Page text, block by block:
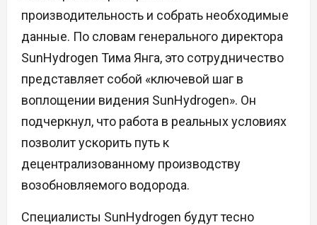
производительность и собрать необходимые
данные. По словам генерального директора
SunHydrogen Тима Янга, это сотрудничество
представляет собой «ключевой шаг в
воплощении видения SunHydrogen». Он
подчеркнул, что работа в реальных условиях
позволит ускорить путь к
децентрализованному производству
возобновляемого водорода.
Специалисты SunHydrogen будут тесно